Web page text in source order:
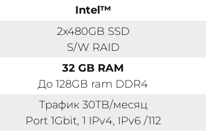
Intel™
2x480GB SSD
S/W RAID
32 GB RAM
До 128GB ram DDR4
Трафик 30TB/месяц
Port 1Gbit, 1 IPv4, IPv6 /112